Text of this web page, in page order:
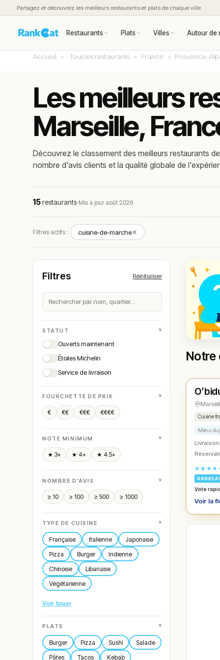
Partagez et découvrez les meilleurs restaurants et plats de chaque ville
Restaurants Plats Villes Autour de
Accueil Tous les restaurants France Provence-
Les meilleurs
Marseille,
Découvrez le classement des meilleurs restaurants
nombre d'avis clients et la qualité globale de
15restaurants·Mis à jour août 2026
Filtres actifs : cuisine-de-marche✕
Filtres Réinitialiser
STATUT ˅
Ouverts maintenant
Étoiles Michelin
Service de livraison
FOURCHETTE DE PRIX ˅
€ €€ €€€ €€€€
NOTE MINIMUM ˅
★ 3+ ★ 4+ ★ 4.5+
NOMBRE D'AVIS ˅
≥ 10 ≥ 100 ≥ 500 ≥ 1000
TYPE DE CUISINE ˅
Française Italienne
Japonaise
Pizza
Burger
Indienne
Chinoise
Libanaise
Végétarienne
Voir tous›
PLATS ˅
Burger Pizza Sushi
Salade
Pâtes
Tacos
Kebab
Notre
★ N°
Cuisine
Menu du
Livraison
Vote
Voir la